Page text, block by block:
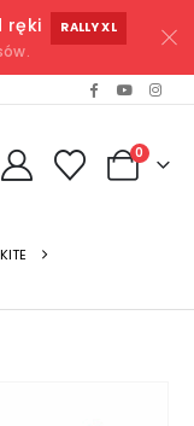
ręki RALLY XL
0